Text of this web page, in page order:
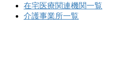
在宅医療関連機関一覧
介護事業所一覧